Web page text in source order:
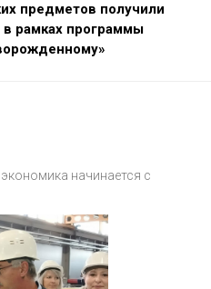
предметов получили
рамках программы
начинается с